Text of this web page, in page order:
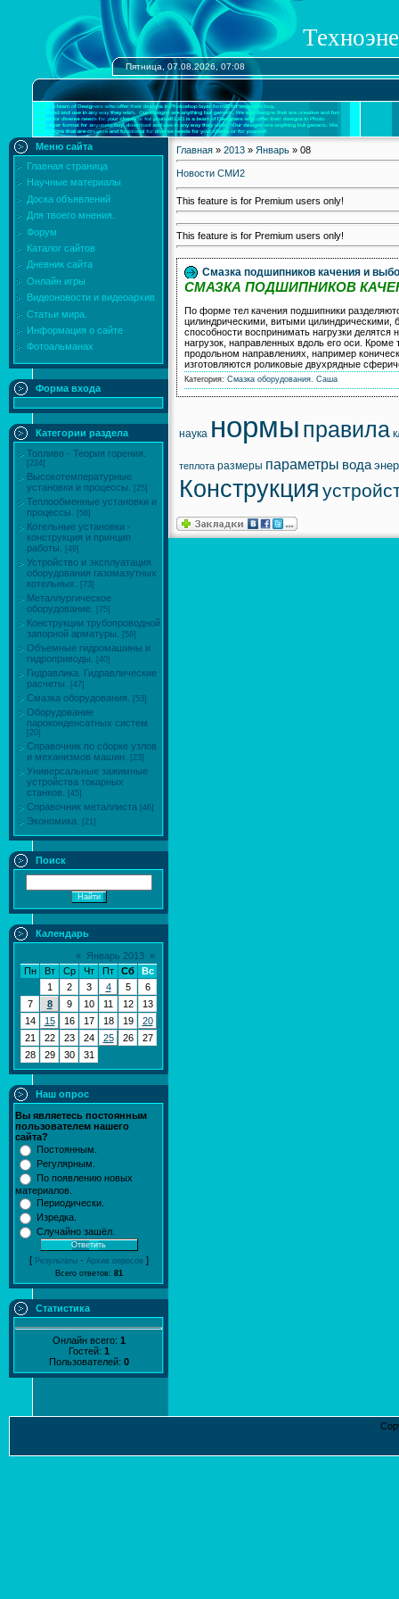
Пятница, 07.08.2026, 07:08
Меню сайта
Главная страница
Научные материалы
Доска объявлений
Для твоего мнения.
Форум
Каталог сайтов
Дневник сайта
Онлайн игры
Видеоновости и видеоархив
Статьи мира.
Информация о сайте
Фотоальманах
Форма входа
Категории раздела
Топливо - Теория горения.
[224]
Высокотемпературные
установки и процессы.
[25]
Теплообменные установки и
процессы.
[56]
Котельные установки -
конструкция и принцип
работы.
[49]
Устройство и эксплуатация
оборудования газомазутных
котельных.
[73]
Металлургическое
оборудование.
[75]
Конструкции трубопроводной
запорной арматуры.
[59]
Объемные гидромашины и
гидроприводы.
[40]
Гидравлика. Гидравлические
расчеты.
[47]
Смазка оборудования. [53]
Оборудование
пароконденсатных систем
[20]
Справочник по сборке узлов
и механизмов машин.
[23]
Универсальные зажимные
устройства токарных
станков.
[45]
Справочник металлиста [46]
Экономика. [21]
Поиск
Календарь
« Январь 2013 »
Пн
Вт Ср Чт Пт Сб
Вс
1
2 3 4 5
6
7
8 9 10 11 12
13
14
15 16 17 18 19
20
21
22 23 24 25 26
27
28
29 30 31
Наш опрос
Вы являетесь постоянным
пользователем нашего
сайта?
Постоянным.
Регулярным.
По появлению новых
материалов.
Периодически.
Изредка.
Случайно зашёл.
[ Результаты· Архив опросов ]
Всего ответов: 81
Статистика
Онлайн всего: 1
Гостей: 1
Пользователей: 0
Главная » 2013 » Январь » 08
Новости СМИ2
This feature is for Premium users only!
This feature is for Premium users only!
Смазка подшипников качения и
СМАЗКА ПОДШИПНИКОВ
По форме тел качения подшипники
цилиндрическими, витыми цилиндрическими,
способности воспринимать нагрузки
нагрузок, направленных вдоль его оси.
продольном направлениях, например
изготовляются роликовые двухрядные
Категория: Смазка оборудования. Саша
наука нормы правила
теплота размеры параметры вода
Конструкция